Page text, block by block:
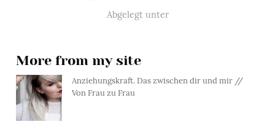
Abgelegt unter
More from my site
Anziehungskraft. Das zwischen dir und mir //
Von Frau zu Frau